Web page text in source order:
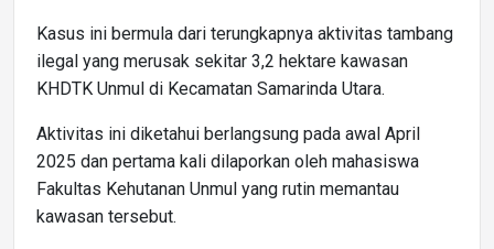
Kasus ini bermula dari terungkapnya aktivitas tambang
ilegal yang merusak sekitar 3,2 hektare kawasan
KHDTK Unmul di Kecamatan Samarinda Utara.
Aktivitas ini diketahui berlangsung pada awal April
2025 dan pertama kali dilaporkan oleh mahasiswa
Fakultas Kehutanan Unmul yang rutin memantau
kawasan tersebut.